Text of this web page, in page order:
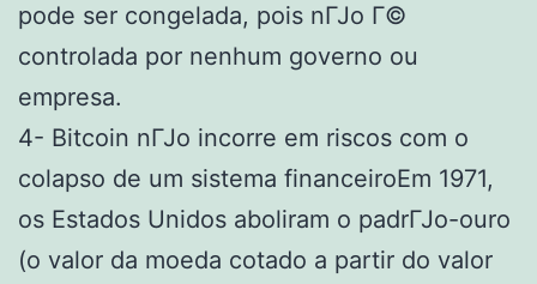
pode ser congelada, pois nГЈo Г©
controlada por nenhum governo ou
empresa.
4- Bitcoin nГЈo incorre em riscos com o
colapso de um sistema financeiroEm 1971,
os Estados Unidos aboliram o padrГЈo-ouro
(o valor da moeda cotado a partir do valor